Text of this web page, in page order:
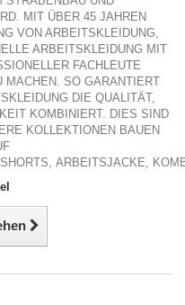
MIT ÜBER 45 JAHREN
VON ARBEITSKLEIDUNG,
ARBEITSKLEIDUNG MIT
FACHLEUTE
MACHEN. SO GARANTIERT
DIE QUALITÄT,
KOMBINIERT. DIES SIND
KOLLEKTIONEN BAUEN
, ARBEITSJACKE,